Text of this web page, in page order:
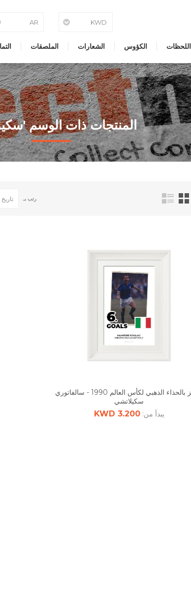
اللحظات الكؤوس الشعارات الملصقات
المنتجات ذات الوسم
رتب بـ
الفائز بالحذاء الذهبي لكأس العالم 1990 - سالفاتوري
سكيلاتشي
يبدأ من:3.200 KWD